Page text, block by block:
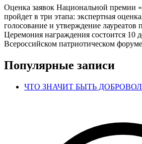
Оценка заявок Национальной премии
пройдет в три этапа: экспертная
голосование и утверждение
Церемония награждения состоится 10
Всероссийском патриотическом
Популярные записи
ЧТО ЗНАЧИТ БЫТЬ